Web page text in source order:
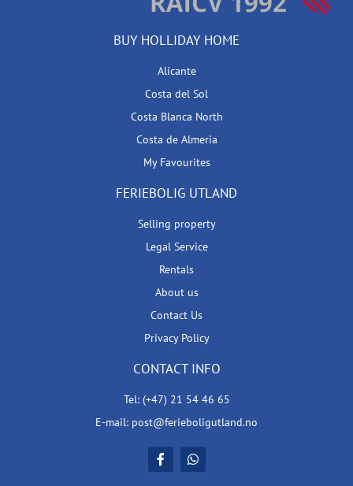
BUY HOLLIDAY HOME
Alicante
Costa del Sol
Costa Blanca North
Costa de Almeria
My Favourites
FERIEBOLIG UTLAND
Selling property
Legal Service
Rentals
About us
Contact Us
Privacy Policy
CONTACT INFO
Tel: (+47) 21 54 46 65
E-mail: post@ferieboligutland.no